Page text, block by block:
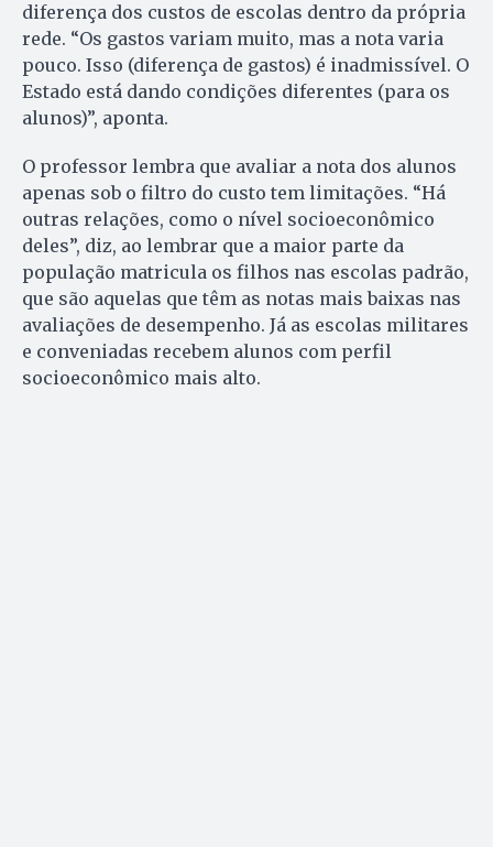
diferença dos custos de escolas dentro da própria
rede. “Os gastos variam muito, mas a nota varia
pouco. Isso (diferença de gastos) é inadmissível. O
Estado está dando condições diferentes (para os
alunos)”, aponta.
O professor lembra que avaliar a nota dos alunos
apenas sob o filtro do custo tem limitações. “Há
outras relações, como o nível socioeconômico
deles”, diz, ao lembrar que a maior parte da
população matricula os filhos nas escolas padrão,
que são aquelas que têm as notas mais baixas nas
avaliações de desempenho. Já as escolas militares
e conveniadas recebem alunos com perfil
socioeconômico mais alto.